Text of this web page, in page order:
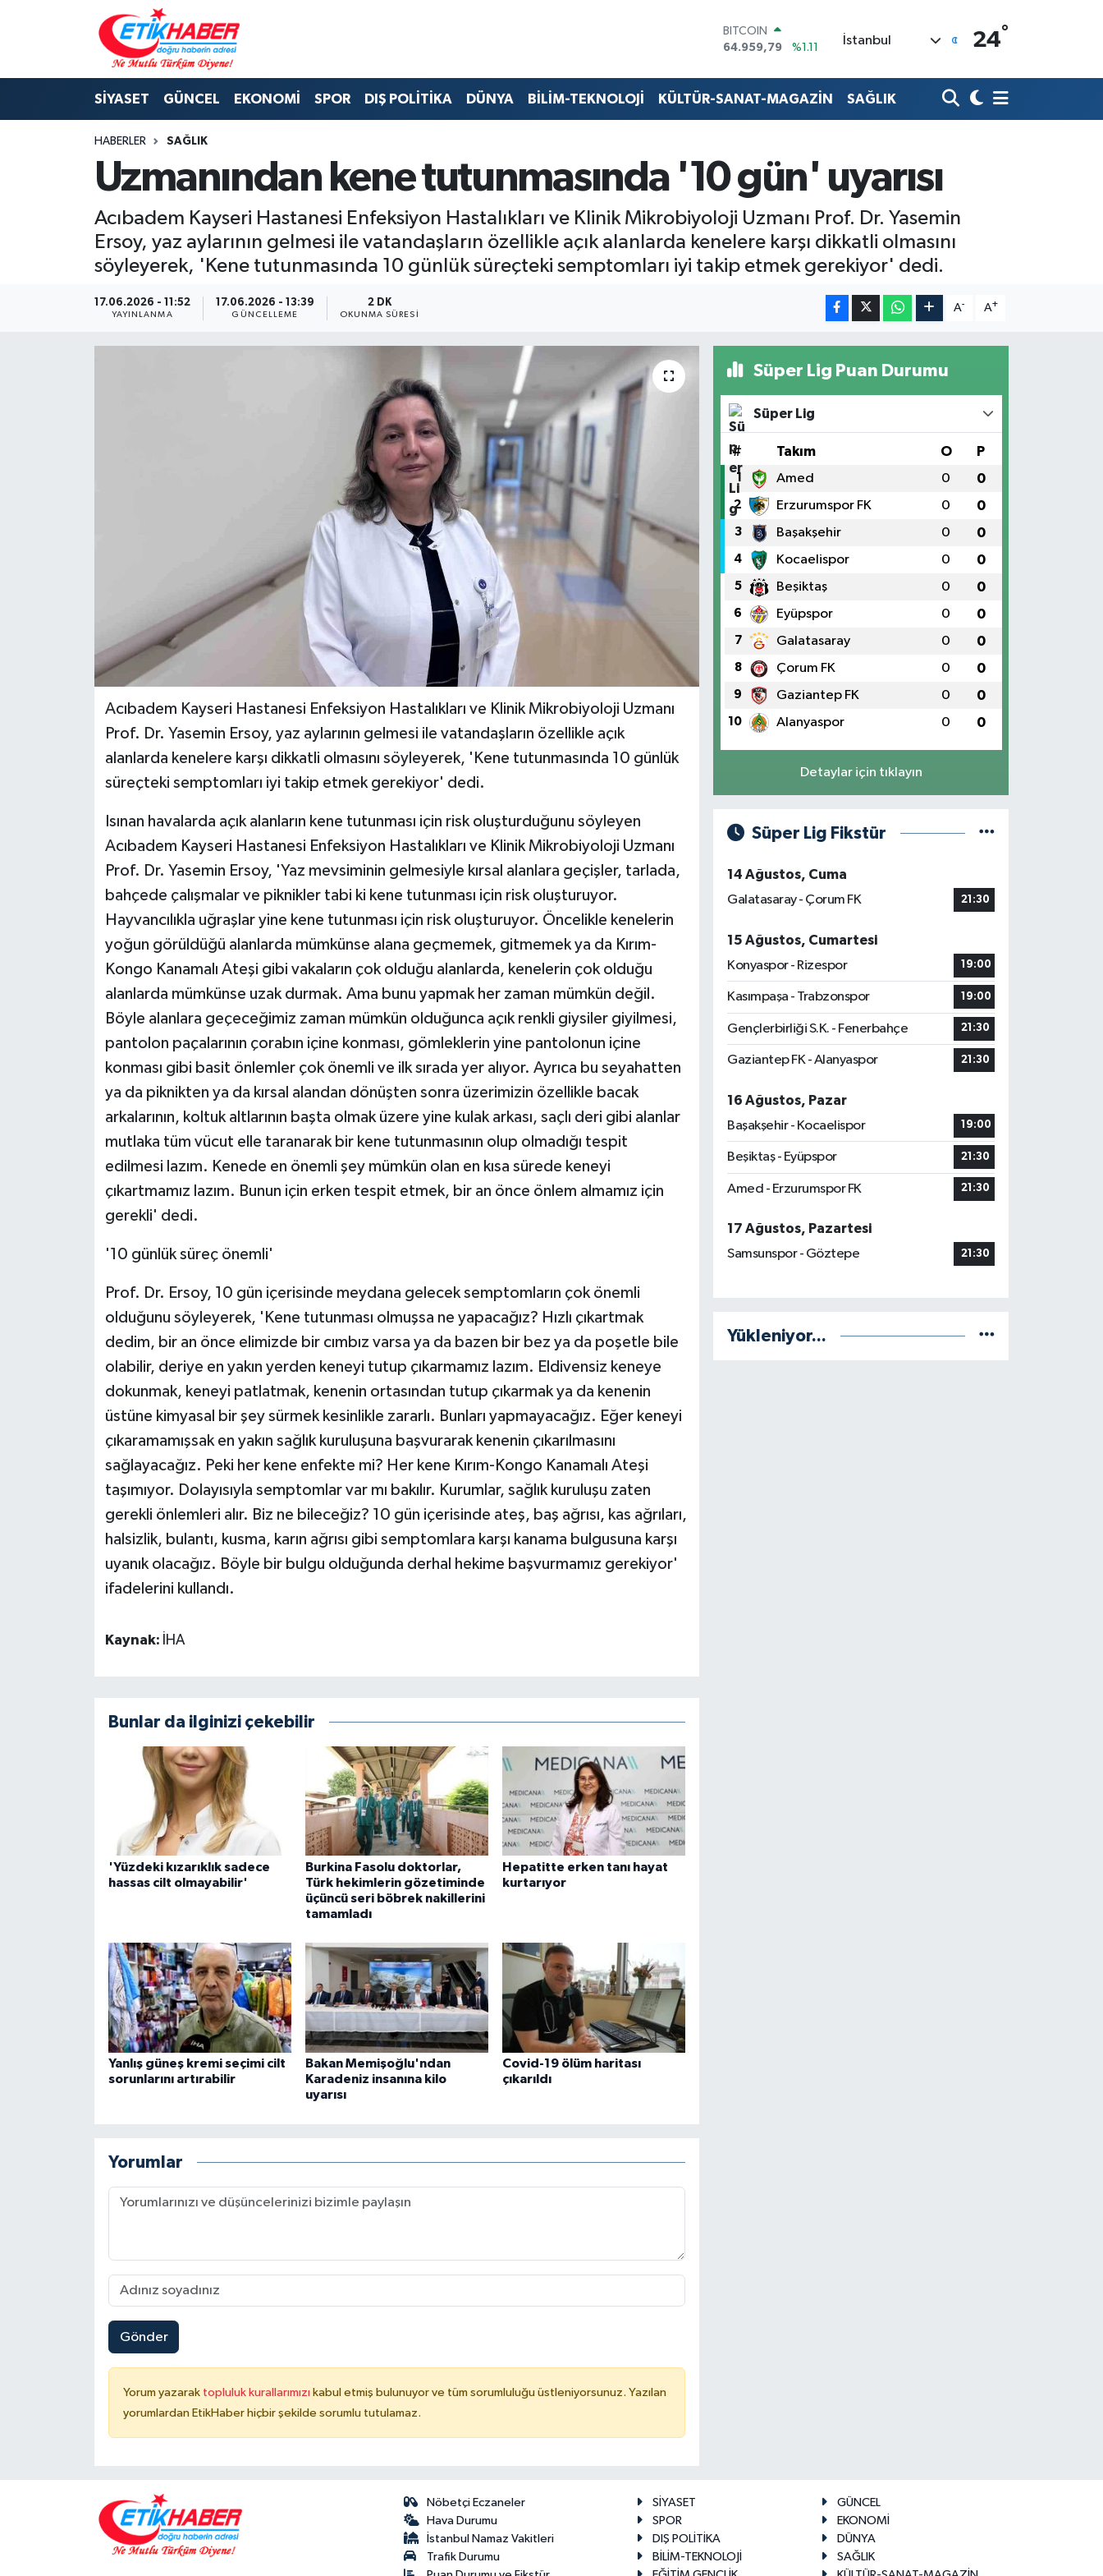
64.959,79
DOLAR
55,2510
%0.32
6660.55
BİST100
13.779
İstanbul 24°
SİYASET GÜNCEL EKONOMİ SPOR DIŞ POLİTİKA DÜNYA BİLİM-TEKNOLOJİ KÜLTÜR-SANAT-MAGAZİN SAĞLIK
HABERLER SAĞLIK
Uzmanından kene tutunmasında '10 gün' uyarısı
Acıbadem Kayseri Hastanesi Enfeksiyon Hastalıkları ve Klinik Mikrobiyoloji Uzmanı Prof. Dr. Yasemin
Ersoy, yaz aylarının gelmesi ile vatandaşların özellikle açık alanlarda kenelere karşı dikkatli olmasını
söyleyerek, 'Kene tutunmasında 10 günlük süreçteki semptomları iyi takip etmek gerekiyor' dedi.
17.06.2026 - 11:52
YAYINLANMA
17.06.2026 - 13:39
GÜNCELLEME
2 DK
OKUNMA SÜRESI
A- A+
Acıbadem Kayseri Hastanesi Enfeksiyon Hastalıkları ve Klinik Mikrobiyoloji Uzmanı
Prof. Dr. Yasemin Ersoy, yaz aylarının gelmesi ile vatandaşların özellikle açık
alanlarda kenelere karşı dikkatli olmasını söyleyerek, 'Kene tutunmasında 10 günlük
süreçteki semptomları iyi takip etmek gerekiyor' dedi.
Isınan havalarda açık alanların kene tutunması için risk oluşturduğunu söyleyen
Acıbadem Kayseri Hastanesi Enfeksiyon Hastalıkları ve Klinik Mikrobiyoloji Uzmanı
Prof. Dr. Yasemin Ersoy, 'Yaz mevsiminin gelmesiyle kırsal alanlara geçişler, tarlada,
bahçede çalışmalar ve piknikler tabi ki kene tutunması için risk oluşturuyor.
Hayvancılıkla uğraşlar yine kene tutunması için risk oluşturuyor. Öncelikle kenelerin
yoğun görüldüğü alanlarda mümkünse alana geçmemek, gitmemek ya da Kırım-
Kongo Kanamalı Ateşi gibi vakaların çok olduğu alanlarda, kenelerin çok olduğu
alanlarda mümkünse uzak durmak. Ama bunu yapmak her zaman mümkün değil.
Böyle alanlara geçeceğimiz zaman mümkün olduğunca açık renkli giysiler giyilmesi,
pantolon paçalarının çorabın içine konması, gömleklerin yine pantolonun içine
konması gibi basit önlemler çok önemli ve ilk sırada yer alıyor. Ayrıca bu seyahatten
ya da piknikten ya da kırsal alandan dönüşten sonra üzerimizin özellikle bacak
arkalarının, koltuk altlarının başta olmak üzere yine kulak arkası, saçlı deri gibi alanlar
mutlaka tüm vücut elle taranarak bir kene tutunmasının olup olmadığı tespit
edilmesi lazım. Kenede en önemli şey mümkün olan en kısa sürede keneyi
çıkartmamız lazım. Bunun için erken tespit etmek, bir an önce önlem almamız için
gerekli' dedi.
'10 günlük süreç önemli'
Prof. Dr. Ersoy, 10 gün içerisinde meydana gelecek semptomların çok önemli
olduğunu söyleyerek, 'Kene tutunması olmuşsa ne yapacağız? Hızlı çıkartmak
dedim, bir an önce elimizde bir cımbız varsa ya da bazen bir bez ya da poşetle bile
olabilir, deriye en yakın yerden keneyi tutup çıkarmamız lazım. Eldivensiz keneye
dokunmak, keneyi patlatmak, kenenin ortasından tutup çıkarmak ya da kenenin
üstüne kimyasal bir şey sürmek kesinlikle zararlı. Bunları yapmayacağız. Eğer keneyi
çıkaramamışsak en yakın sağlık kuruluşuna başvurarak kenenin çıkarılmasını
sağlayacağız. Peki her kene enfekte mi? Her kene Kırım-Kongo Kanamalı Ateşi
taşımıyor. Dolayısıyla semptomlar var mı bakılır. Kurumlar, sağlık kuruluşu zaten
gerekli önlemleri alır. Biz ne bileceğiz? 10 gün içerisinde ateş, baş ağrısı, kas ağrıları,
halsizlik, bulantı, kusma, karın ağrısı gibi semptomlara karşı kanama bulgusuna karşı
uyanık olacağız. Böyle bir bulgu olduğunda derhal hekime başvurmamız gerekiyor'
ifadelerini kullandı.
Kaynak: İHA
Bunlar da ilginizi çekebilir
'Yüzdeki kızarıklık sadece
hassas cilt olmayabilir'
Burkina Fasolu doktorlar,
Türk hekimlerin gözetiminde
üçüncü seri böbrek nakillerini
tamamladı
Hepatitte erken tanı hayat
kurtarıyor
Yanlış güneş kremi seçimi cilt
sorunlarını artırabilir
Bakan Memişoğlu'ndan
Karadeniz insanına kilo
uyarısı
Covid-19 ölüm haritası
çıkarıldı
Yorumlar
Gönder
Yorum yazarak topluluk kurallarımızı kabul etmiş bulunuyor ve tüm sorumluluğu üstleniyorsunuz. Yazılan
yorumlardan EtikHaber hiçbir şekilde sorumlu tutulamaz.
Süper Lig Puan Durumu
Süper Lig
# Takım O P
1 Amed 0 0
2 Erzurumspor FK 0 0
3 Başakşehir 0 0
4 Kocaelispor 0 0
5 Beşiktaş 0 0
6 Eyüpspor 0 0
7 Galatasaray 0 0
8 Çorum FK 0 0
9 Gaziantep FK 0 0
10 Alanyaspor 0 0
Detaylar için tıklayın
Süper Lig Fikstür
14 Ağustos, Cuma
Galatasaray - Çorum FK
21:30
15 Ağustos, Cumartesi
Konyaspor - Rizespor
19:00
Kasımpaşa - Trabzonspor 19:00
Gençlerbirliği S.K. - Fenerbahçe 21:30
Gaziantep FK - Alanyaspor 21:30
16 Ağustos, Pazar
Başakşehir - Kocaelispor
19:00
Beşiktaş - Eyüpspor 21:30
Amed - Erzurumspor FK 21:30
17 Ağustos, Pazartesi
Samsunspor - Göztepe
21:30
Yükleniyor...
Nöbetçi Eczaneler
Hava Durumu
İstanbul Namaz Vakitleri
Trafik Durumu
SİYASET
GÜNCEL
SPOR
EKONOMİ
DIŞ POLİTİKA
DÜNYA
BİLİM-TEKNOLOJİ
SAĞLIK
BİLİM-TEKNOLOJİ
DIŞ POLİTİKA
EĞİTİM GENÇLİK
KÖŞE YAZILARI
KÜLTÜR-SANAT-MAGAZİN
Nöbetçi Eczaneler
Hava Durumu
İstanbul Namaz Vakitleri
Trafik Durumu
Süper Lig Puan Durumu ve Fikstür
Tüm Manşetler
Son Dakika Haberleri